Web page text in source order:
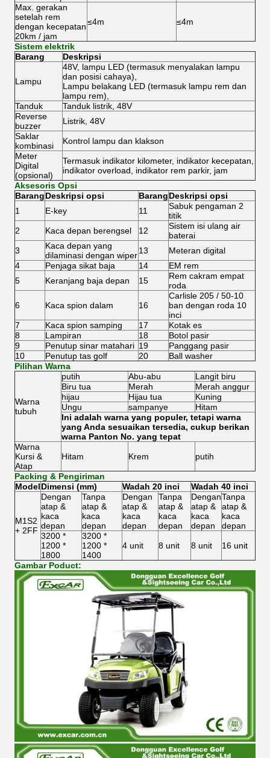
Max. gerakan
setelah rem
dengan kecepatan
20km / jam
≤4m ≤4m
Sistem elektrik
Barang
Deskripsi
Lampu
48V, lampu LED (termasuk menyalakan lampu
dan posisi cahaya),
Lampu belakang LED (termasuk lampu rem dan
lampu rem),
Tanduk
Tanduk listrik, 48V
Reverse
buzzer
Listrik, 48V
Saklar
kombinasi
Kontrol lampu dan klakson
Meter
Digital
(opsional)
Termasuk indikator kilometer, indikator kecepatan,
indikator overload, indikator rem parkir, jam
Aksesoris Opsi
BarangDeskripsi opsi BarangDeskripsi opsi
1
E-key 11
Sabuk pengaman 2
titik
2
Kaca depan berengsel 12
Sistem isi ulang air
baterai
3
Kaca depan yang
dilaminasi dengan wiper13
Meteran digital
4
Penjaga sikat baja 14
EM rem
5
Keranjang baja depan 15
Rem cakram empat
roda
6 Kaca spion dalam 16
Carlisle 205 / 50-10
ban dengan roda 10
inci
7
Kaca spion samping 17
Kotak es
8
Lampiran 18
Botol pasir
9
Penutup sinar matahari 19
Panggang pasir
10
Penutup tas golf 20
Ball washer
Pilihan Warna
Warna
tubuh
putih Abu-abu
Langit biru
Biru tua
Merah
Merah anggur
hijau
Hijau tua
Kuning
Ungu
sampanye
Hitam
Ini adalah warna yang populer, tetapi warna
yang Anda sesuaikan tersedia, cukup berikan
warna Panton No. yang tepat
Warna
Kursi &
Atap
Hitam Krem putih
Packing & Pengiriman
ModelDimensi (mm) Wadah 20 inci Wadah 40 inci
M1S2
+ 2FF
Dengan
atap &
kaca
depan
Tanpa
atap &
kaca
depan
Dengan
atap &
kaca
depan
Tanpa
atap &
kaca
depan
Dengan
atap &
kaca
depan
Tanpa
atap &
kaca
depan
3200 *
1200 *
1800
3200 *
1200 *
1400
4 unit 8 unit 8 unit 16 unit
Gambar Poduct: